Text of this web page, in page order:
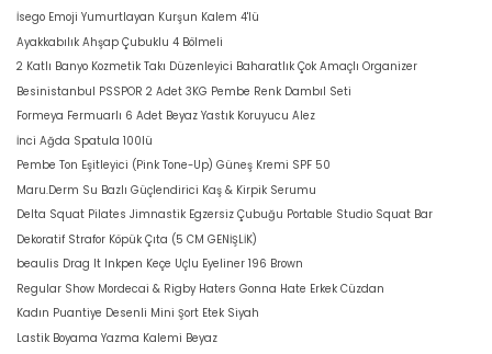
İsego Emoji Yumurtlayan Kurşun Kalem 4'lü
Ayakkabılık Ahşap Çubuklu 4 Bölmeli
2 Katlı Banyo Kozmetik Takı Düzenleyici Baharatlık Çok Amaçlı Organizer
Besinistanbul PSSPOR 2 Adet 3KG Pembe Renk Dambıl Seti
Formeya Fermuarlı 6 Adet Beyaz Yastık Koruyucu Alez
İnci Ağda Spatula 100lü
Pembe Ton Eşitleyici (Pink Tone-Up) Güneş Kremi SPF 50
Maru.Derm Su Bazlı Güçlendirici Kaş & Kirpik Serumu
Delta Squat Pilates Jimnastik Egzersiz Çubuğu Portable Studio Squat Bar
Dekoratif Strafor Köpük Çıta (5 CM GENİŞLİK)
beaulis Drag It Inkpen Keçe Uçlu Eyeliner 196 Brown
Regular Show Mordecai & Rigby Haters Gonna Hate Erkek Cüzdan
Kadın Puantiye Desenli Mini Şort Etek Siyah
Lastik Boyama Yazma Kalemi Beyaz